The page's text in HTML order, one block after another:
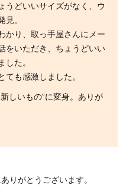
うどいいサイズがなく、ウ
見。
かり、取っ手屋さんにメー
をいただき、ちょうどいい
した。
ても感激しました。
しいもの”に変身。ありが
りがとうございます。